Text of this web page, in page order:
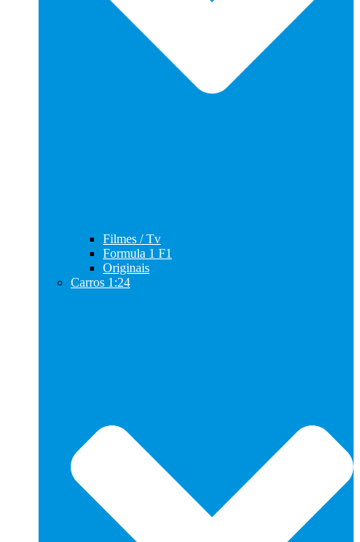
Filmes / Tv
Formula 1 F1
Originais
Carros 1:24